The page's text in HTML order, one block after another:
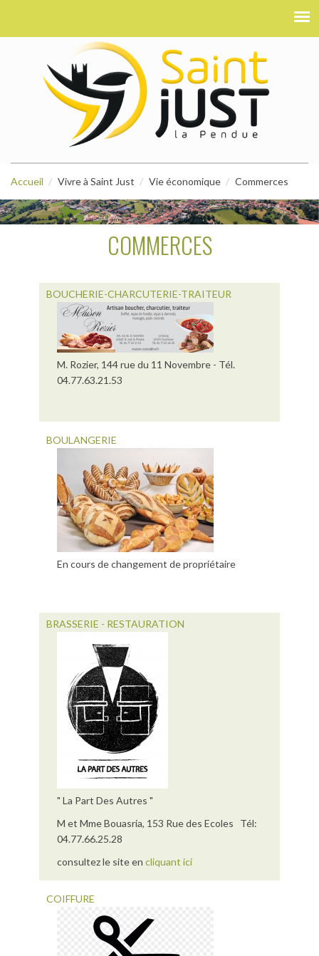
Accueil Vivre à Saint Just Vie économique Commerces
COMMERCES
BOUCHERIE-CHARCUTERIE-TRAITEUR
M. Rozier, 144 rue du 11 Novembre - Tél.
04.77.63.21.53
BOULANGERIE
En cours de changement de propriétaire
BRASSERIE - RESTAURATION
" La Part Des Autres "
M et Mme Bouasria, 153 Rue des Ecoles Tél:
04.77.66.25.28
consultez le site en cliquant ici
COIFFURE